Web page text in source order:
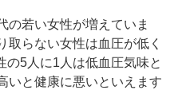
の若い女性が増えていま
取らない女性は血圧が低く
の5人に1人は低血圧気味と
いと健康に悪いといえます